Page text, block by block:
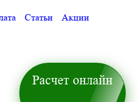
Статьи
Акции
Расчет онлайн